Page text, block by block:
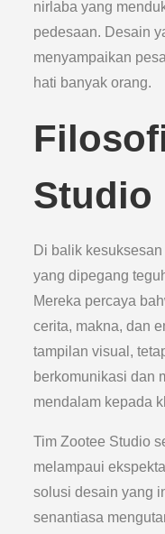
nirlaba yang
pedesaan. Desain
menyampaikan
hati banyak orang.
Studio
Di balik
yang dipegang
Mereka percaya
cerita, makna, dan
tampilan visual,
berkomunikasi dan
mendalam kepada
Tim Zootee Studio
melampaui
solusi desain yang
senantiasa